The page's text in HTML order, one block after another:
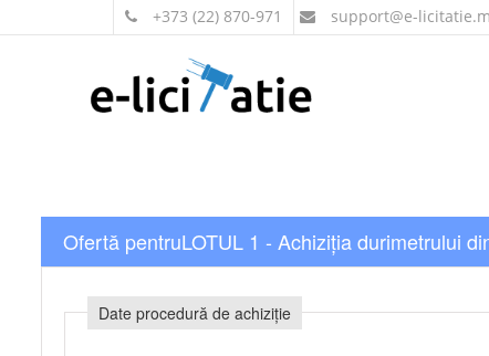
+373 (22) 870-971 support@e-
Ofertă pentruLOTUL 1 - Achiziţia durimetrului
Date procedură de achiziție